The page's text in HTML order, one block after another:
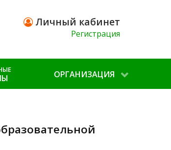
Личный кабинет
Регистрация
ОРГАНИЗАЦИЯ